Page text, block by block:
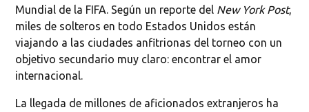
Mundial de la FIFA. Según un reporte del New York Post,
miles de solteros en todo Estados Unidos están
viajando a las ciudades anfitrionas del torneo con un
objetivo secundario muy claro: encontrar el amor
internacional.
La llegada de millones de aficionados extranjeros ha